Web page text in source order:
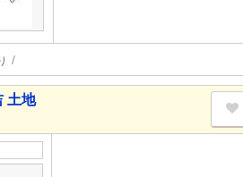
土地